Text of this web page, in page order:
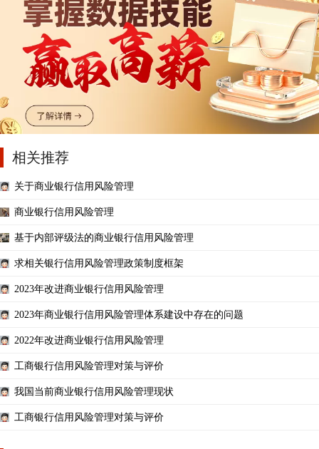
相关推荐
关于商业银行信用风险管理
商业银行信用风险管理
基于内部评级法的商业银行信用风险管理
求相关银行信用风险管理政策制度框架
2023年改进商业银行信用风险管理
2023年商业银行信用风险管理体系建设中存在的问题
2022年改进商业银行信用风险管理
工商银行信用风险管理对策与评价
我国当前商业银行信用风险管理现状
工商银行信用风险管理对策与评价